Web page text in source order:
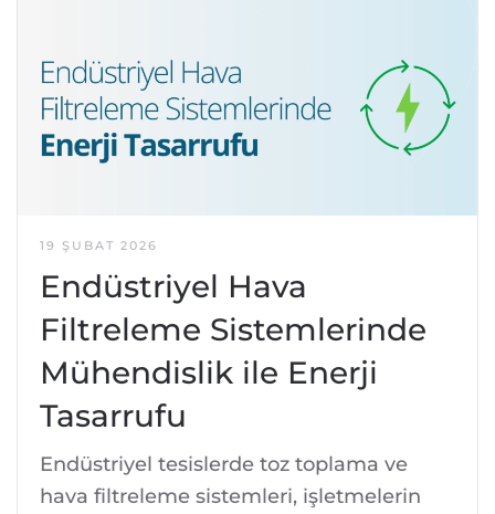
19 ŞUBAT 2026
Endüstriyel Hava
Filtreleme Sistemlerinde
Mühendislik ile Enerji
Tasarrufu
Endüstriyel tesislerde toz toplama ve
hava filtreleme sistemleri, işletmelerin